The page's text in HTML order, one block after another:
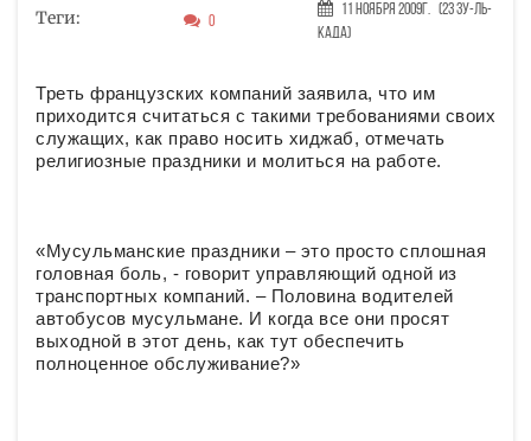
Теги: 0
11 Ноября 2009г. (23 Зу-ль-
када)
Треть французских компаний заявила, что им
приходится считаться с такими требованиями своих
служащих, как право носить хиджаб, отмечать
религиозные праздники и молиться на работе.
«Мусульманские праздники – это просто сплошная
головная боль, - говорит управляющий одной из
транспортных компаний. – Половина водителей
автобусов мусульмане. И когда все они просят
выходной в этот день, как тут обеспечить
полноценное обслуживание?»